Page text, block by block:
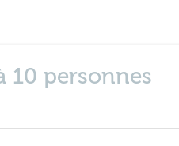
10 personnes